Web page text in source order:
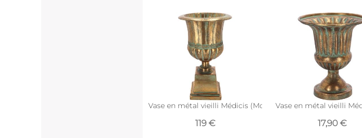
Vase en métal vieilli Médicis (Modèle 7)
119 €
Vase en métal vieilli
17,90 €